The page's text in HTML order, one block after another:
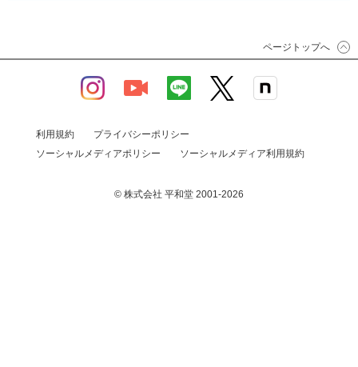
ページトップへ
利用規約
プライバシーポリシー
ソーシャルメディアポリシー
ソーシャルメディア利用規約
© 株式会社 平和堂 2001-2026